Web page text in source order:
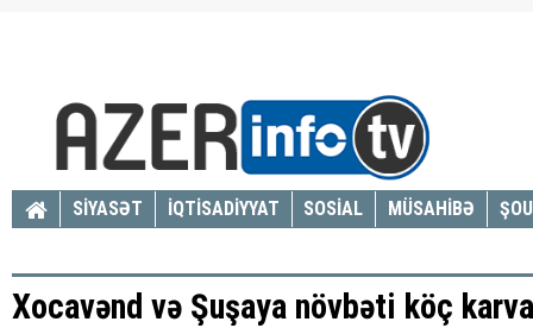
SİYASƏT İQTİSADİYYAT SOSİAL MÜSAHİBƏ
Xocavənd və Şuşaya növbəti köç